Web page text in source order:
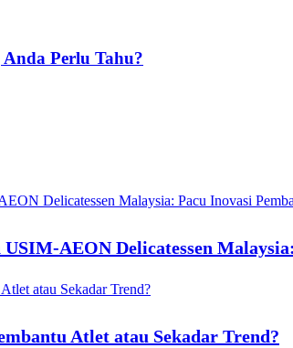
Perlu Tahu?
AEON Delicatessen
Atlet atau Sekadar Trend?